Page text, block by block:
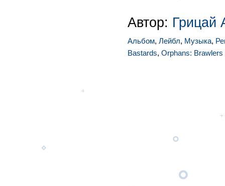
Автор: Грицай
Альбом, Лейбл, Музыка,
Bastards, Orphans: Brawlers